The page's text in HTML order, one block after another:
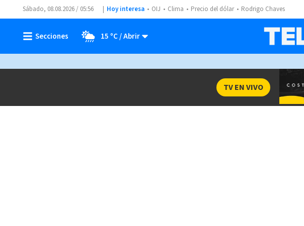
Sábado, 08.08.2026 / 05:56 Hoy interesa OIJ Clima Precio del dólar Rodrigo Chaves
15 ºC
TV EN VIVO